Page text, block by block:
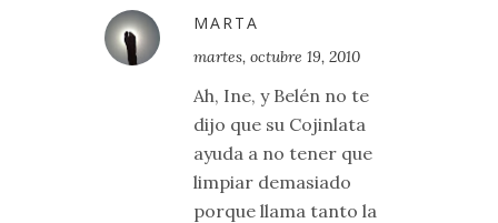
MARTA
martes, octubre 19, 2010
Ah, Ine, y Belén no te
dijo que su Cojinlata
ayuda a no tener que
limpiar demasiado
porque llama tanto la